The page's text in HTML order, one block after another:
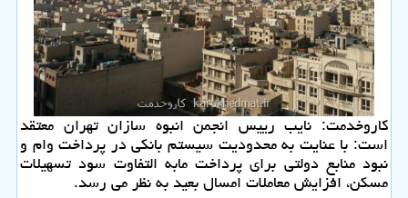
كاروخدمت: نایب رییس انجمن انبوه سازان تهران معتقد
است: با عنایت به محدودیت سیستم بانكی در پرداخت وام و
نبود منابع دولتی برای پرداخت مابه التفاوت سود تسهیلات
مسكن، افزایش معاملات امسال بعید به نظر می رسد.